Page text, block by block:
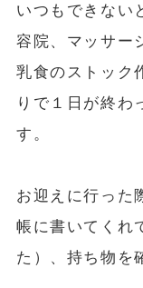
いつもできない
容院、マッサー
乳食のストック
りで１日が終
す。
お迎えに行った
帳に書いてくれ
た）、持ち物を